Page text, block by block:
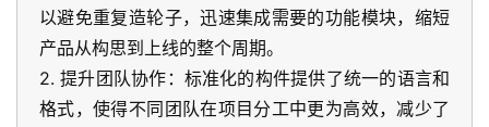
以避免重复造轮子，迅速集成需要的功能模块，缩短
产品从构思到上线的整个周期。
2. 提升团队协作：标准化的构件提供了统一的语言和
格式，使得不同团队在项目分工中更为高效，减少了